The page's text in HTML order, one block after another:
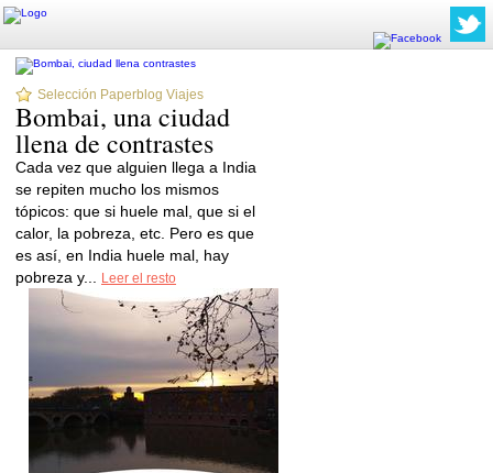
Selección Paperblog Viajes
Bombai, una ciudad
llena de contrastes
Cada vez que alguien llega a India
se repiten mucho los mismos
tópicos: que si huele mal, que si el
calor, la pobreza, etc. Pero es que
es así, en India huele mal, hay
pobreza y...
Leer el resto